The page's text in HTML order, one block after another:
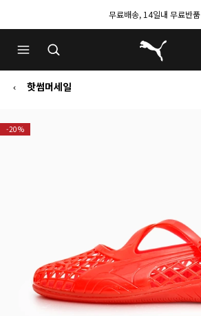
무료배송, 14일내 무료반품
푸마 홈
핫썸머세일
-20%